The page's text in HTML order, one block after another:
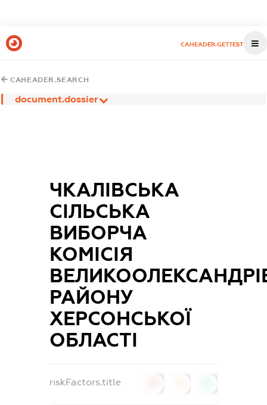
CAHEADER.GETTEST
CAHEADER.SEARCH
document.dossier
ЧКАЛІВСЬКА
СІЛЬСЬКА
ВИБОРЧА
КОМІСІЯ
РАЙОНУ
ХЕРСОНСЬКОЇ
ОБЛАСТІ
riskFactors.title